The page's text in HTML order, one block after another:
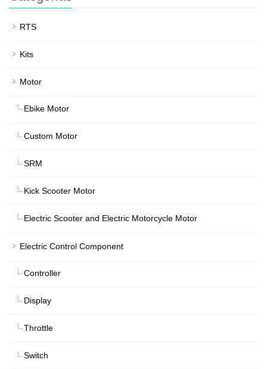
RTS
Kits
Motor
Ebike Motor
Custom Motor
SRM
Kick Scooter Motor
Electric Scooter and Electric Motorcycle Motor
Electric Control Component
Controller
Display
Throttle
Switch